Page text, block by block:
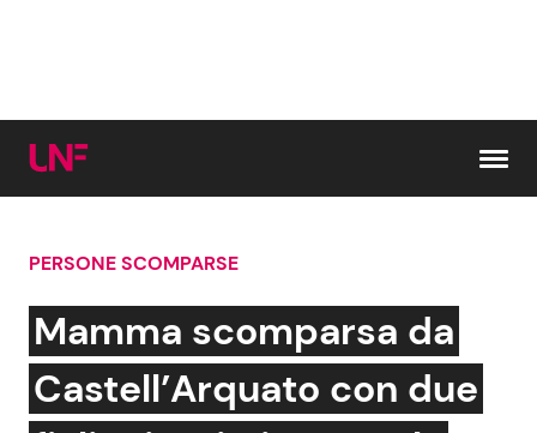
Cerca:
News e Cronaca
Attualità Italiana
Gossip e TV
Bellezze VIP
PERSONE SCOMPARSE
Mamma scomparsa da
Castell’Arquato con due